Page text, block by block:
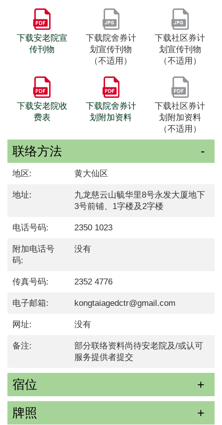
下载安老院宣
传刊物
下载院舍券计
划宣传刊物
（不适用）
下载社区券计
划宣传刊物
（不适用）
下载安老院收
费表
下载院舍券计
划附加资料
下载社区券计
划附加资料
（不适用）
联络方法
地区: 黄大仙区
地址:
九龙慈云山毓华里8号永发大厦地下
3号前铺、1字楼及2字楼
电话号码: 2350 1023
附加电话号
码:
没有
传真号码: 2352 4776
电子邮箱: kongtaiagedctr@gmail.com
网址: 没有
备注:
部分联络资料尚待安老院及/或认可
服务提供者提交
宿位
牌照